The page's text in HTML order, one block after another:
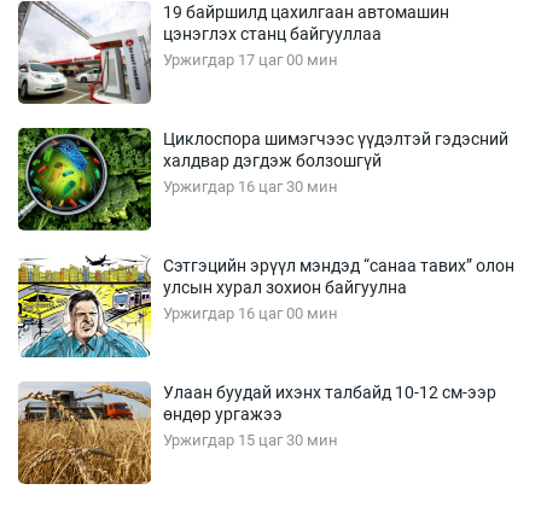
19 байршилд цахилгаан автомашин
цэнэглэх станц байгууллаа
Уржигдар 17 цаг 00 мин
Циклоспора шимэгчээс үүдэлтэй гэдэсний
халдвар дэгдэж болзошгүй
Уржигдар 16 цаг 30 мин
Сэтгэцийн эрүүл мэндэд “санаа тавих” олон
улсын хурал зохион байгуулна
Уржигдар 16 цаг 00 мин
Улаан буудай ихэнх талбайд 10-12 см-ээр
өндөр ургажээ
Уржигдар 15 цаг 30 мин